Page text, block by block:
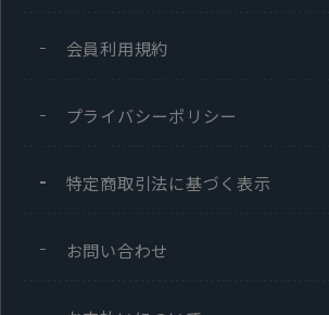
会員利用規約
プライバシーポリシー
特定商取引法に基づく表示
お問い合わせ